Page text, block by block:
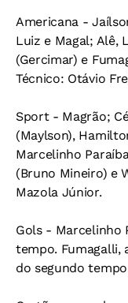
Americana -
Luiz e Magal; Alê,
(Gercimar) e
Técnico: Otávio
Sport - Magrão;
(Maylson),
Marcelinho
(Bruno Mineiro) e
Mazola Júnior.
Gols - Marcelinho
tempo. Fumagalli,
do segundo